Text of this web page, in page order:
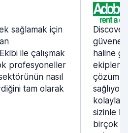
sağlamak için
ile çalışmak
profesyoneller
nasıl
tam olarak
haline
ekipleri
çözüm
sizinle
birçok